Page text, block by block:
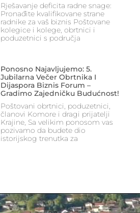
Rješavanje deficita radne snage:
Pronađite kvalifikovane strane
radnike za vaš biznis Poštovane
kolegice i kolege, obrtnici i
poduzetnici s područja
Ponosno Najavljujemo: 5.
Jubilarna Večer Obrtnika I
Dijaspora Biznis Forum –
Gradimo Zajedničku Budućnost!
Poštovani obrtnici, poduzetnici,
članovi Komore i dragi prijatelji
Krajine, Sa velikim ponosom vas
pozivamo da budete dio
istorijskog trenutka za